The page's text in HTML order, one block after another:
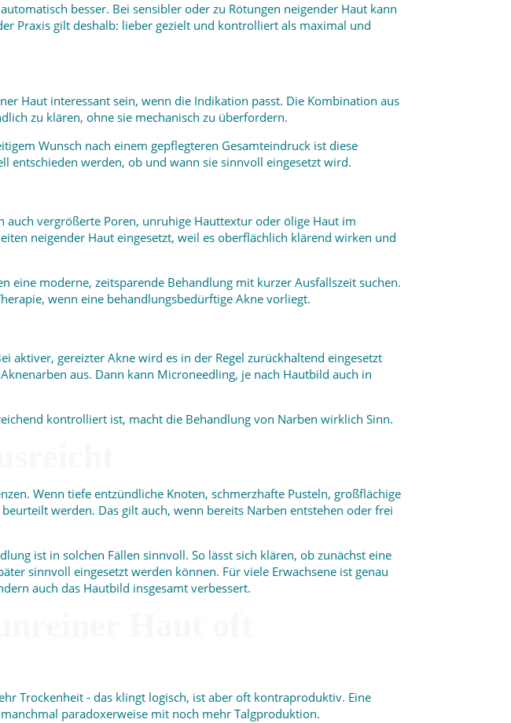
besser. Bei sensibler oder zu Rötungen neigender Haut kann
Praxis gilt deshalb: lieber gezielt und kontrolliert als maximal und
Haut interessant sein, wenn die Indikation passt. Die Kombination aus
zu klären, ohne sie mechanisch zu überfordern.
Wunsch nach einem gepflegteren Gesamteindruck ist diese
entschieden werden, ob und wann sie sinnvoll eingesetzt wird.
vergrößerte Poren, unruhige Hauttextur oder ölige Haut im
neigender Haut eingesetzt, weil es oberflächlich klärend wirken und
eine moderne, zeitsparende Behandlung mit kurzer Ausfallszeit suchen.
wenn eine behandlungsbedürftige Akne vorliegt.
gereizter Akne wird es in der Regel zurückhaltend eingesetzt
aus. Dann kann Microneedling, je nach Hautbild auch in
kontrolliert ist, macht die Behandlung von Narben wirklich Sinn.
Wenn tiefe entzündliche Knoten, schmerzhafte Pusteln, großflächige
werden. Das gilt auch, wenn bereits Narben entstehen oder frei
ist in solchen Fällen sinnvoll. So lässt sich klären, ob zunächst eine
sinnvoll eingesetzt werden können. Für viele Erwachsene ist genau
auch das Hautbild insgesamt verbessert.
Trockenheit - das klingt logisch, ist aber oft kontraproduktiv. Eine
paradoxerweise mit noch mehr Talgproduktion.